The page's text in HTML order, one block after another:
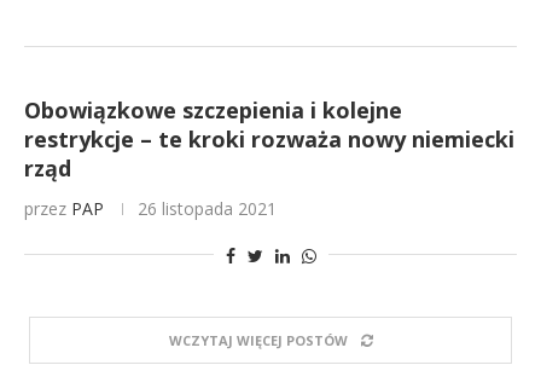
Obowiązkowe szczepienia i kolejne
restrykcje – te kroki rozważa nowy niemiecki
rząd
przez PAP 26 listopada 2021
WCZYTAJ WIĘCEJ POSTÓW